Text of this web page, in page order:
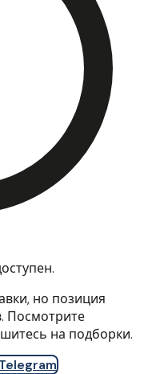
но позиция
Посмотрите
на подборки.